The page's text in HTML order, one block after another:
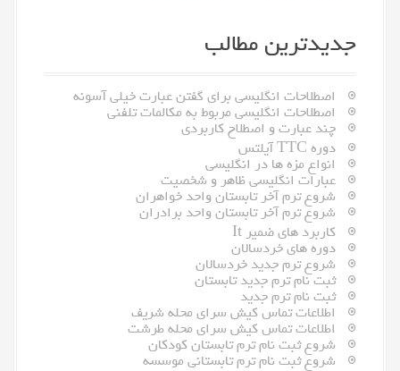
جدیدترین مطالب
اصطلاحات انگلیسی برای گفتن عبارت خیلی آسونه
اصطلاحات انگلیسی مربوط به مکالمات تلفنی
چند عبارت و اصطلاح کاربردی
دوره TTC آیلتس
انواع مزه ها در انگلیسی
عبارات انگلیسی ظاهر و شخصیت
شروع ترم آخر تابستان واحد خواهران
شروع ترم آخر تابستان واحد برادران
کاربرد های ضمیر It
دوره های خردسالان
شروع ترم جدید خردسالان
ثبت نام ترم جدید تابستان
ثبت نام ترم جدید
اطلاعات تماس کیش سرای محله شریف
اطلاعات تماس کیش سرای محله طرشت
شروع ثبت نام ترم تابستان کودکان
شروع ثبت نام ترم تابستانی موسسه